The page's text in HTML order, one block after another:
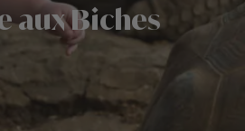
aux Biches